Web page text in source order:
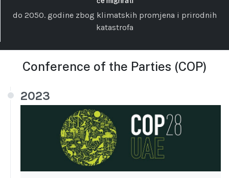
do 2050. godine zbog klimatskih promjena i prirodnih
katastrofa
Conference of the Parties (COP)
2023